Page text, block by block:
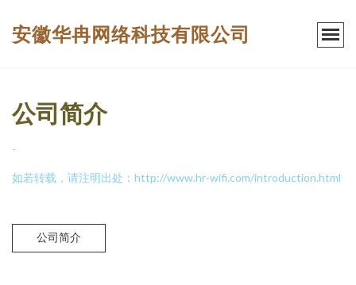
安徽华冉网络科技有限公司
公司简介
-
如若转载，请注明出处：http://www.hr-wifi.com/introduction.html
公司简介